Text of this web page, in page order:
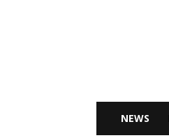
NEWS